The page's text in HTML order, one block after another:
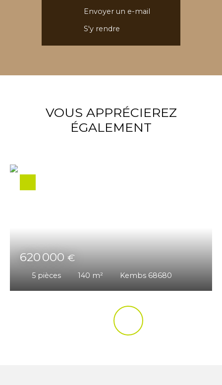
Envoyer un e-mail
S'y rendre
VOUS APPRÉCIEREZ
ÉGALEMENT
620 000€
5 pièces 140 m² Kembs 68680